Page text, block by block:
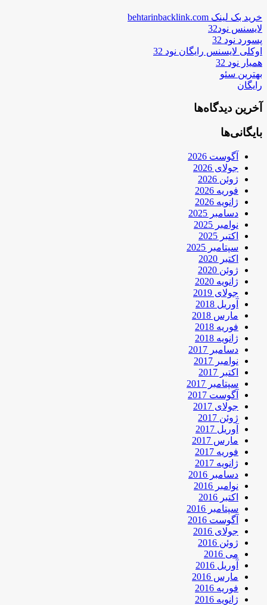
خرید بک لینک behtarinbacklink.com
لایسنس نود32
پسورد نود 32
اوکلی لایسنس رایگان نود 32
همیار نود 32
بهترین سئو
رایگان
آخرین دیدگاه‌ها
بایگانی‌ها
آگوست 2026
جولای 2026
ژوئن 2026
فوریه 2026
ژانویه 2026
دسامبر 2025
نوامبر 2025
اکتبر 2025
سپتامبر 2025
اکتبر 2020
ژوئن 2020
ژانویه 2020
جولای 2019
آوریل 2018
مارس 2018
فوریه 2018
ژانویه 2018
دسامبر 2017
نوامبر 2017
اکتبر 2017
سپتامبر 2017
آگوست 2017
جولای 2017
ژوئن 2017
آوریل 2017
مارس 2017
فوریه 2017
ژانویه 2017
دسامبر 2016
نوامبر 2016
اکتبر 2016
سپتامبر 2016
آگوست 2016
جولای 2016
ژوئن 2016
می 2016
آوریل 2016
مارس 2016
فوریه 2016
ژانویه 2016